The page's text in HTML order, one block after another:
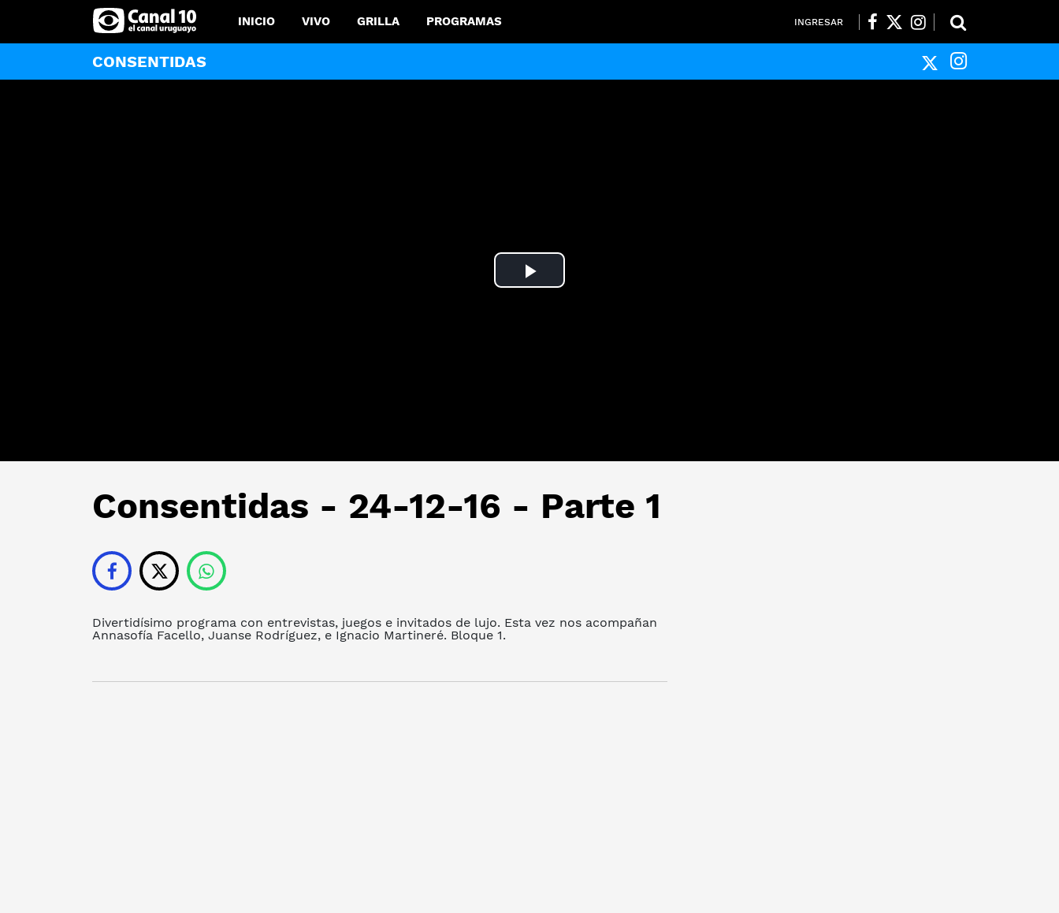
INICIO VIVO GRILLA PROGRAMAS INGRESAR
CONSENTIDAS
Play
Consentidas - 24-12-16 - Parte 1
Divertidísimo programa con entrevistas, juegos e invitados de lujo. Esta vez nos acompañan
Annasofía Facello, Juanse Rodríguez, e Ignacio Martineré. Bloque 1.